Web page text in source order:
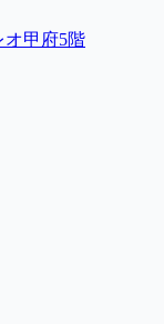
オ甲府5階